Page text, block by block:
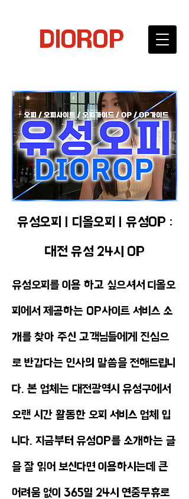
DIOROP
유성오피 | 디올오피 | 유성OP :
대전 유성 24시 OP
유성오피를 이용 하고 싶으셔서 디올오
피에서 제공하는 OP사이트 서비스 소
개를 찾아 주신 고객님들에게 진심으
로 반갑다는 인사의 말씀을 전해드립니
다. 본 업체는 대전광역시 유성구에서
오랜 시간 활동한 오피 서비스 업체 입
니다. 지금부터 유성OP를 소개하는 글
을 잘 읽어 보신다면 이용하시는데 큰
어려움 없이 365일 24시 연중무휴로